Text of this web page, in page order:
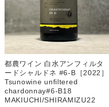
都農ワイン 白水アンフィルタ
ードシャルドネ #6-B［2022］
Tsunowine unfiltered
chardonnay#6-B18
MAKIUCHI/SHIRAMIZU22